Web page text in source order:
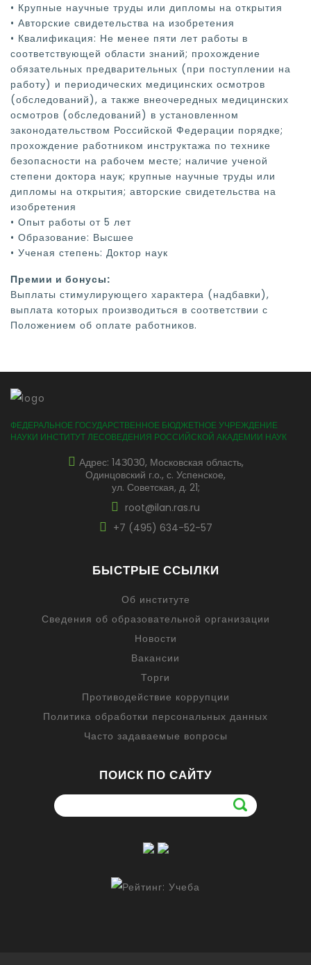
• Крупные научные труды или дипломы на открытия
• Авторские свидетельства на изобретения
• Квалификация: Не менее пяти лет работы в
соответствующей области знаний; прохождение
обязательных предварительных (при поступлении на
работу) и периодических медицинских осмотров
(обследований), а также внеочередных медицинских
осмотров (обследований) в установленном
законодательством Российской Федерации порядке;
прохождение работником инструктажа по технике
безопасности на рабочем месте; наличие ученой
степени доктора наук; крупные научные труды или
дипломы на открытия; авторские свидетельства на
изобретения
• Опыт работы от 5 лет
• Образование: Высшее
• Ученая степень: Доктор наук
Премии и бонусы:
Выплаты стимулирующего характера (надбавки),
выплата которых производиться в соответствии с
Положением об оплате работников.
ФЕДЕРАЛЬНОЕ ГОСУДАРСТВЕННОЕ БЮДЖЕТНОЕ УЧРЕЖДЕНИЕ
НАУКИ ИНСТИТУТ ЛЕСОВЕДЕНИЯ РОССИЙСКОЙ АКАДЕМИИ НАУК
Адрес: 14З0З0, Московская область,
Одинцовский г.о., с. Успенское,
ул. Советская, д. 21;
root@ilan.ras.ru
+7 (495) 634-52-57
БЫСТРЫЕ ССЫЛКИ
Об институте
Сведения об образовательной организации
Новости
Вакансии
Торги
Противодействие коррупции
Политика обработки персональных данных
Часто задаваемые вопросы
ПОИСК ПО САЙТУ